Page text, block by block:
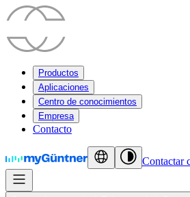
Productos
Aplicaciones
Centro de conocimientos
Empresa
Contacto
Contactar